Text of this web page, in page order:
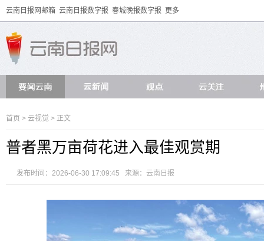
云南日报网邮箱 云南日报数字报 春城晚报数字报 更多
首页 > 云视觉 > 正文
普者黑万亩荷花进入最佳观赏期
发布时间：2026-06-30 17:09:45 来源： 云南日报